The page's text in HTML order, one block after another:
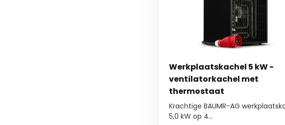
Werkplaatskachel 5 kW -
ventilatorkachel met
thermostaat
Krachtige BAUMR-AG
5,0 kW op 4...